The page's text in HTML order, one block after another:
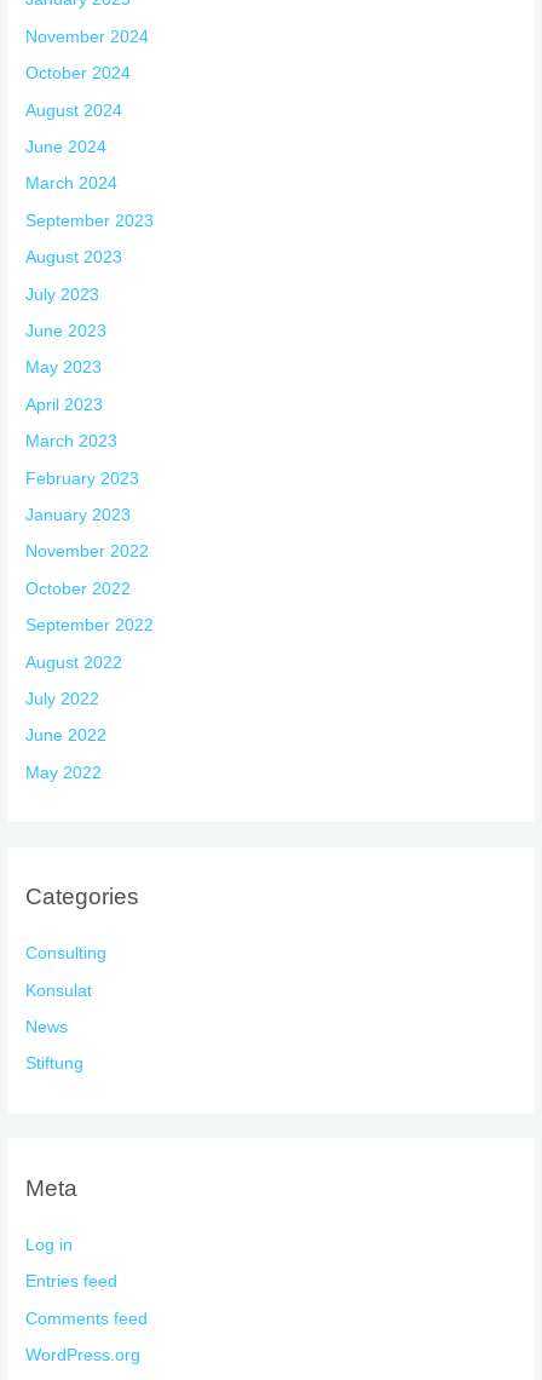
November 2024
October 2024
August 2024
June 2024
March 2024
September 2023
August 2023
July 2023
June 2023
May 2023
April 2023
March 2023
February 2023
January 2023
November 2022
October 2022
September 2022
August 2022
July 2022
June 2022
May 2022
Categories
Consulting
Konsulat
News
Stiftung
Meta
Log in
Entries feed
Comments feed
WordPress.org